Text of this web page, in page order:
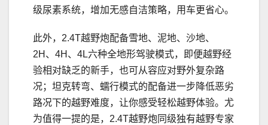
级尿素系统，增加无感自洁策略，用车更省心。
此外，2.4T越野炮配备雪地、泥地、沙地、
2H、4H、4L六种全地形驾驶模式，即便越野经
验相对缺乏的新手，也可从容应对野外复杂路
况；坦克转弯、蠕行模式的配备进一步降低恶劣
路况下的越野难度，让你感受轻松越野体验。尤
为值得一提的是，2.4T越野炮同级独有越野专家